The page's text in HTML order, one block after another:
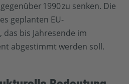
1990 zu senken. Die
geplanten EU-
das bis Jahresende im
abgestimmt werden soll.